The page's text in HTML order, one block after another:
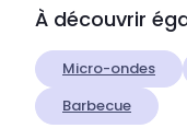
À découvrir
Micro-ondes
Barbecue